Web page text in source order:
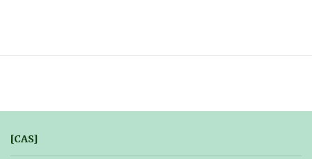
[CAS]